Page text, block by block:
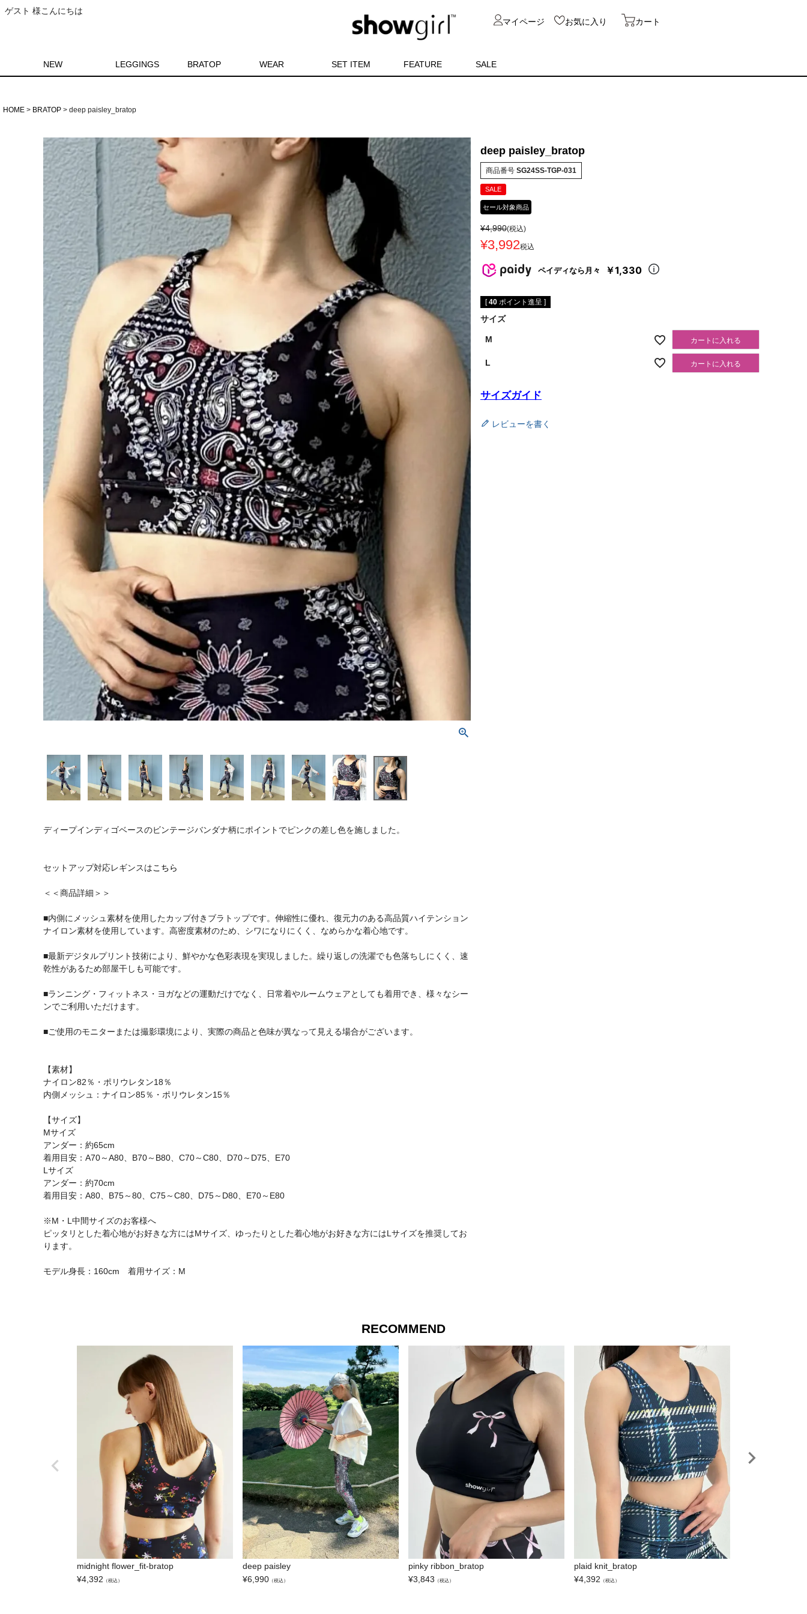
ゲスト 様こんにちは
マイページ
お気に入り カート
NEW LEGGINGS BRATOP WEAR SET ITEM FEATURE SALE
HOME BRATOP deep paisley_bratop
ディープインディゴベースのビンテージバンダナ柄にポイントでピンクの差し色を施しました。
セットアップ対応レギンスはこちら
＜＜商品詳細＞＞
■内側にメッシュ素材を使用したカップ付きブラトップです。伸縮性に優れ、復元力のある高品質ハイテンション
ナイロン素材を使用しています。高密度素材のため、シワになりにくく、なめらかな着心地です。
■最新デジタルプリント技術により、鮮やかな色彩表現を実現しました。繰り返しの洗濯でも色落ちしにくく、速
乾性があるため部屋干しも可能です。
■ランニング・フィットネス・ヨガなどの運動だけでなく、日常着やルームウェアとしても着用でき、様々なシー
ンでご利用いただけます。
■ご使用のモニターまたは撮影環境により、実際の商品と色味が異なって見える場合がございます。
【素材】
ナイロン82％・ポリウレタン18％
内側メッシュ：ナイロン85％・ポリウレタン15％
【サイズ】
Mサイズ
アンダー：約65cm
着用目安：A70～A80、B70～B80、C70～C80、D70～D75、E70
Lサイズ
アンダー：約70cm
着用目安：A80、B75～80、C75～C80、D75～D80、E70～E80
※M・L中間サイズのお客様へ
ピッタリとした着心地がお好きな方にはMサイズ、ゆったりとした着心地がお好きな方にはLサイズを推奨してお
ります。
モデル身長：160cm 着用サイズ：M
deep paisley_bratop
商品番号 SG24SS-TGP-031
SALE
セール対象商品
¥4,990(税込)
¥3,992税込
ペイディなら月々 ￥1,330
[ 40 ポイント進呈 ]
サイズ
M カートに入れる
L カートに入れる
サイズガイド
レビューを書く
RECOMMEND
midnight flower_fit-bratop
¥4,392 （税込）
deep paisley
¥6,990 （税込）
pinky ribbon_bratop
¥3,843 （税込）
plaid knit_bratop
¥4,392 （税込）